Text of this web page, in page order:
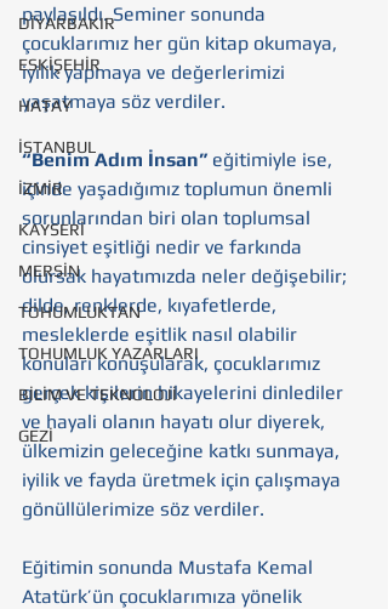
DİYARBAKIR
ESKİŞEHİR
HATAY
İSTANBUL
İZMİR
KAYSERİ
MERSİN
TOHUMLUKTAN
TOHUMLUK YAZARLARI
BİLİM VE TEKNOLOJİ
GEZİ
paylaşıldı. Seminer sonunda
çocuklarımız her gün kitap okumaya,
iyilik yapmaya ve değerlerimizi
yaşatmaya söz verdiler.
“Benim Adım İnsan” eğitimiyle ise,
içinde yaşadığımız toplumun önemli
sorunlarından biri olan toplumsal
cinsiyet eşitliği nedir ve farkında
olursak hayatımızda neler değişebilir;
dilde, renklerde, kıyafetlerde,
mesleklerde eşitlik nasıl olabilir
konuları konuşularak, çocuklarımız
gerçek kişilerin hikayelerini dinlediler
ve hayali olanın hayatı olur diyerek,
ülkemizin geleceğine katkı sunmaya,
iyilik ve fayda üretmek için çalışmaya
gönüllülerimize söz verdiler.
Eğitimin sonunda Mustafa Kemal
Atatürk’ün çocuklarımıza yönelik